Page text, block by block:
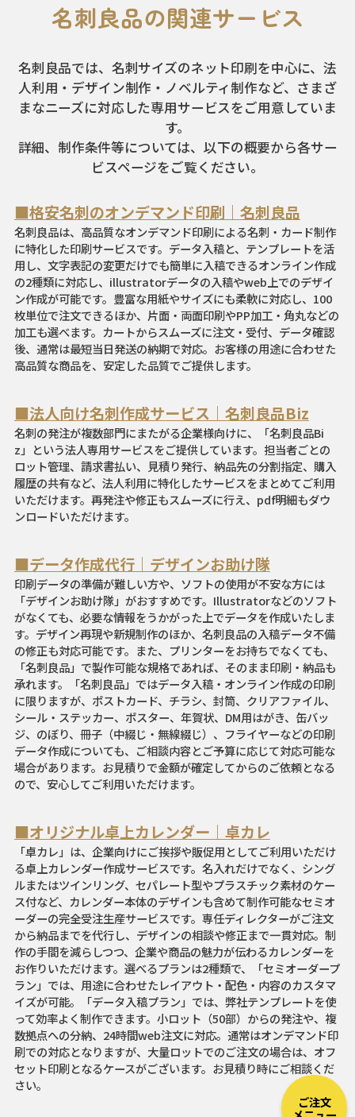
ご注文
名刺良品の関連サービス
名刺良品では、名刺サイズのネット印刷を中心に、法
人利用・デザイン制作・ノベルティ制作など、さまざ
まなニーズに対応した専用サービスをご用意していま
す。
詳細、制作条件等については、以下の概要から各サー
ビスページをご覧ください。
■格安名刺のオンデマンド印刷｜名刺良品
名刺良品は、高品質なオンデマンド印刷による名刺・カード制作
に特化した印刷サービスです。データ入稿と、テンプレートを活
用し、文字表記の変更だけでも簡単に入稿できるオンライン作成
の2種類に対応し、illustratorデータの入稿やweb上でのデザイ
ン作成が可能です。豊富な用紙やサイズにも柔軟に対応し、100
枚単位で注文できるほか、片面・両面印刷やPP加工・角丸などの
加工も選べます。カートからスムーズに注文・受付、データ確認
後、通常は最短当日発送の納期で対応。お客様の用途に合わせた
高品質な商品を、安定した品質でご提供します。
■法人向け名刺作成サービス｜名刺良品Biz
名刺の発注が複数部門にまたがる企業様向けに、「名刺良品Bi
z」という法人専用サービスをご提供しています。担当者ごとの
ロット管理、請求書払い、見積り発行、納品先の分割指定、購入
履歴の共有など、法人利用に特化したサービスをまとめてご利用
いただけます。再発注や修正もスムーズに行え、pdf明細もダウ
ンロードいただけます。
■データ作成代行｜デザインお助け隊
印刷データの準備が難しい方や、ソフトの使用が不安な方には
「デザインお助け隊」がおすすめです。Illustratorなどのソフト
がなくても、必要な情報をうかがった上でデータを作成いたしま
す。デザイン再現や新規制作のほか、名刺良品の入稿データ不備
の修正も対応可能です。また、プリンターをお持ちでなくても、
「名刺良品」で製作可能な規格であれば、そのまま印刷・納品も
承れます。「名刺良品」ではデータ入稿・オンライン作成の印刷
に限りますが、ポストカード、チラシ、封筒、クリアファイル、
シール・ステッカー、ポスター、年賀状、DM用はがき、缶バッ
ジ、のぼり、冊子（中綴じ・無線綴じ）、フライヤーなどの印刷
データ作成についても、ご相談内容とご予算に応じて対応可能な
場合があります。お見積りで金額が確定してからのご依頼となる
ので、安心してご利用いただけます。
■オリジナル卓上カレンダー｜卓カレ
「卓カレ」は、企業向けにご挨拶や販促用としてご利用いただけ
る卓上カレンダー作成サービスです。名入れだけでなく、シング
ルまたはツインリング、セパレート型やプラスチック素材のケー
ス付など、カレンダー本体のデザインも含めて制作可能なセミオ
ーダーの完全受注生産サービスです。専任ディレクターがご注文
から納品までを代行し、デザインの相談や修正まで一貫対応。制
作の手間を減らしつつ、企業や商品の魅力が伝わるカレンダーを
お作りいただけます。選べるプランは2種類で、「セミオーダープ
ラン」では、用途に合わせたレイアウト・配色・内容のカスタマ
イズが可能。「データ入稿プラン」では、弊社テンプレートを使
って効率よく制作できます。小ロット（50部）からの発注や、複
数拠点への分納、24時間web注文に対応。通常はオンデマンド印
刷での対応となりますが、大量ロットでのご注文の場合は、オフ
セット印刷となるケースがございます。お見積り時にご相談くだ
さい。